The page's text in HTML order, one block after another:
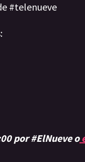
#telenueve
por #ElNueve o